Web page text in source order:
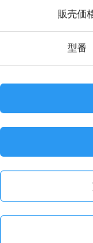
販売価
型番